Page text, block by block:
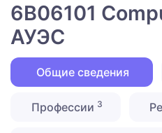
6B06101
АУЭС
Общие сведения
Профессии 3